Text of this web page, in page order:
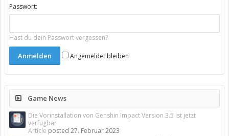
Passwort:
Hast du dein Passwort vergessen?
Angemeldet bleiben
Game News
Die Vorinstallation von Genshin Impact Version 3.5 ist jetzt
verfügbar
Article posted 27. Februar 2023